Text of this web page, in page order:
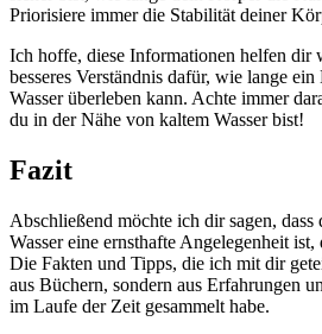
Priorisiere immer die Stabilität deiner‌
Ich hoffe,‌ diese Informationen⁢ helfen dir
besseres Verständnis⁣ dafür, wie lange
Wasser überleben kann. Achte immer
du in⁤ der Nähe von kaltem Wasser bist!
Fazit
Abschließend möchte⁤ ich dir sagen, dass‌
Wasser ‍eine ⁤ernsthafte Angelegenheit⁣
Die Fakten und Tipps, ⁣die ich mit dir
aus Büchern, sondern aus Erfahrungen
im⁤ Laufe der Zeit gesammelt habe. ⁤